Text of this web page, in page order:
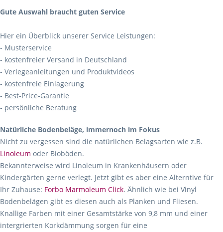
Gute Auswahl braucht guten Service
Hier ein Überblick unserer Service Leistungen:
- Musterservice
- kostenfreier Versand in Deutschland
- Verlegeanleitungen und Produktvideos
- kostenfreie Einlagerung
- Best-Price-Garantie
- persönliche Beratung
Natürliche Bodenbeläge, immernoch im Fokus
Nicht zu vergessen sind die natürlichen Belagsarten wie z.B.
Linoleum oder Bioböden.
Bekannterweise wird Linoleum in Krankenhäusern oder
Kindergärten gerne verlegt. Jetzt gibt es aber eine Alterntive für
Ihr Zuhause: Forbo Marmoleum Click. Ähnlich wie bei Vinyl
Bodenbelägen gibt es diesen auch als Planken und Fliesen.
Knallige Farben mit einer Gesamtstärke von 9,8 mm und einer
intergrierten Korkdämmung sorgen für eine